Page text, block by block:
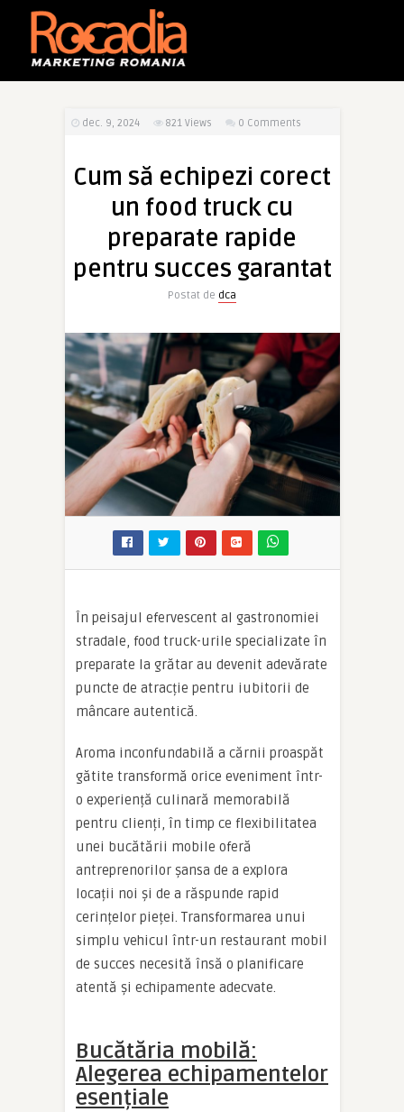
dec. 9, 2024 821 Views 0 Comments
Cum să echipezi corect
un food truck cu
preparate rapide
pentru succes garantat
Postat de dca
În peisajul efervescent al gastronomiei
stradale, food truck-urile specializate în
preparate la grătar au devenit adevărate
puncte de atracție pentru iubitorii de
mâncare autentică.
Aroma inconfundabilă a cărnii proaspăt
gătite transformă orice eveniment într-
o experiență culinară memorabilă
pentru clienți, în timp ce flexibilitatea
unei bucătării mobile oferă
antreprenorilor șansa de a explora
locații noi și de a răspunde rapid
cerințelor pieței. Transformarea unui
simplu vehicul într-un restaurant mobil
de succes necesită însă o planificare
atentă și echipamente adecvate.
Bucătăria mobilă:
Alegerea echipamentelor
esențiale